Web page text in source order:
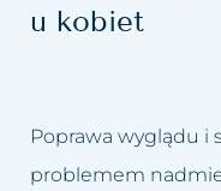
u kobiet
Poprawa wyglądu i
problemem